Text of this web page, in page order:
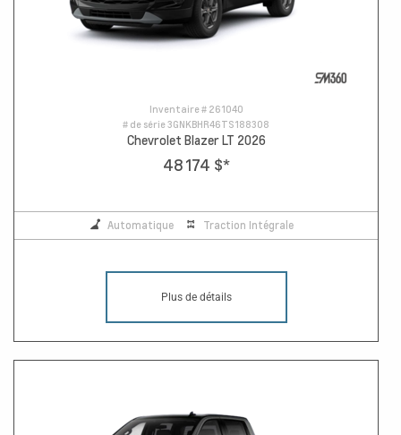
Inventaire # 261040
# de série3GNKBHR46TS188308
Chevrolet Blazer LT 2026
48 174 $*
Automatique Traction Intégrale
Plus de détails